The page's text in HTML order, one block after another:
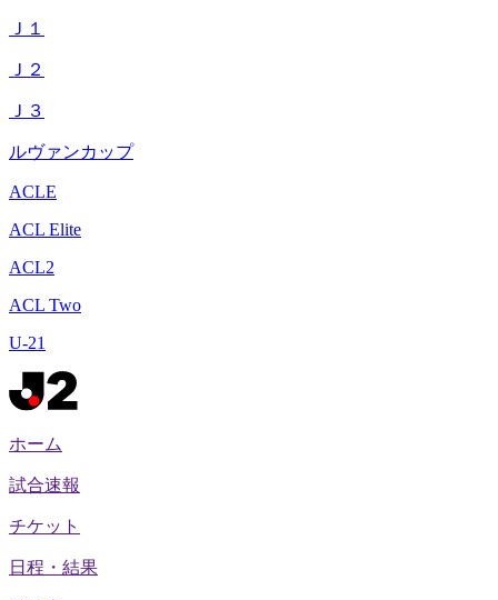
Ｊ１
Ｊ２
Ｊ３
ルヴァンカップ
ACLE
ACL Elite
ACL2
ACL Two
U-21
ホーム
試合速報
チケット
日程・結果